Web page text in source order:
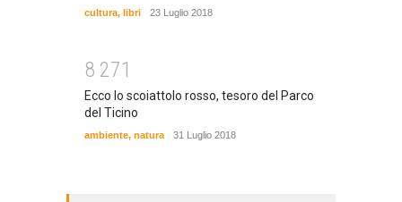
cultura, libri 23 Luglio 2018
8 271
Ecco lo scoiattolo rosso, tesoro del Parco
del Ticino
ambiente, natura 31 Luglio 2018